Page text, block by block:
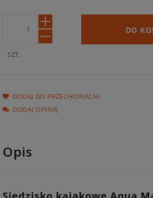
SZT.
DO
DODAJ DO PRZECHOWALNI
DODAJ OPINIĘ
Opis